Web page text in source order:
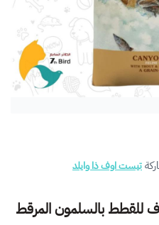
تيست اوف ذا وايلد
للقطط بالسلمون المرقط